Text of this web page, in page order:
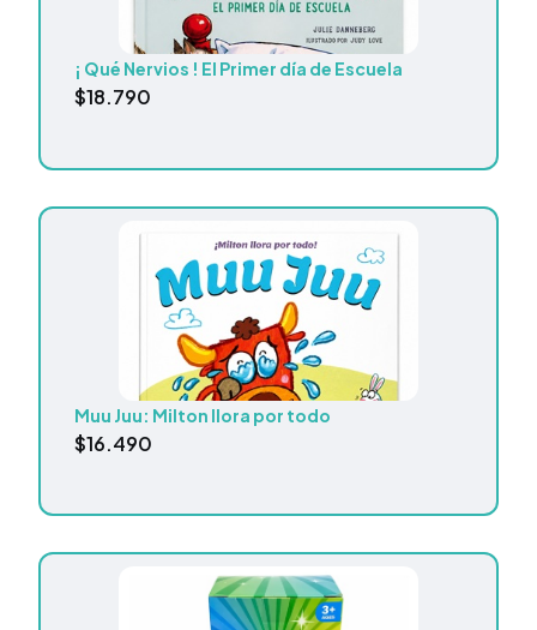
¡ Qué Nervios ! El Primer día de Escuela
$18.790
Muu Juu: Milton llora por todo
$16.490